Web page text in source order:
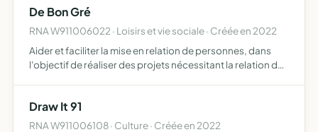
De Bon Gré
RNA W911006022 · Loisirs et vie sociale · Créée en 2022
Aider et faciliter la mise en relation de personnes, dans
l'objectif de réaliser des projets nécessitant la relation de
Draw It 91
RNA W911006108 · Culture · Créée en 2022